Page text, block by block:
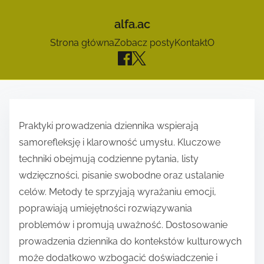
alfa.ac
Strona głównaZobacz postyKontaktO
Praktyki prowadzenia dziennika wspierają
samorefleksję i klarowność umysłu. Kluczowe
techniki obejmują codzienne pytania, listy
wdzięczności, pisanie swobodne oraz ustalanie
celów. Metody te sprzyjają wyrażaniu emocji,
poprawiają umiejętności rozwiązywania
problemów i promują uważność. Dostosowanie
prowadzenia dziennika do kontekstów kulturowych
może dodatkowo wzbogacić doświadczenie i